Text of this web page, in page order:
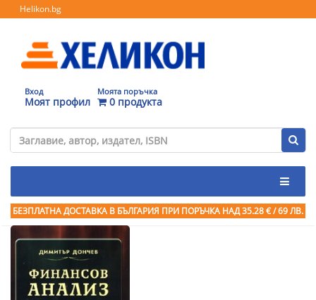
Helikon.bg
Вход
Моят профил
Моята поръчка
0 продукта
БЕЗПЛАТНА ДОСТАВКА В БЪЛГАРИЯ ПРИ ПОРЪЧКА НАД 35.28 € / 69 ЛВ.